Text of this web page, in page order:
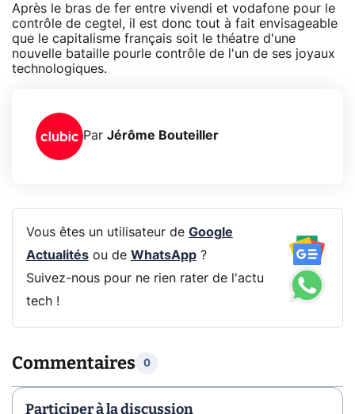
Après le bras de fer entre vivendi et vodafone pour le
contrôle de cegtel, il est donc tout à fait envisageable
que le capitalisme français soit le théatre d'une
nouvelle bataille pourle contrôle de l'un de ses joyaux
technologiques.
Par Jérôme Bouteiller
Vous êtes un utilisateur de Google
Actualitésou de WhatsApp?
Suivez-nous pour ne rien rater de l'actu
tech !
Commentaires 0
Participer à la discussion